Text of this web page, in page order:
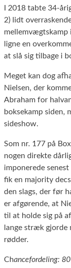
I 2018 tabte 34-
2) lidt
mellemvægtskamp
ligne en
at slå sig tilbage i
Meget kan dog
Nielsen, der
Abraham for
boksekamp siden,
sideshow.
Som nr. 177 på
nogen direkte
imponerede
fik en majority
den slags, der før
er afgørende, at
til at holde sig på
lange stræk gjorde
rødder.
Chancefordeling: